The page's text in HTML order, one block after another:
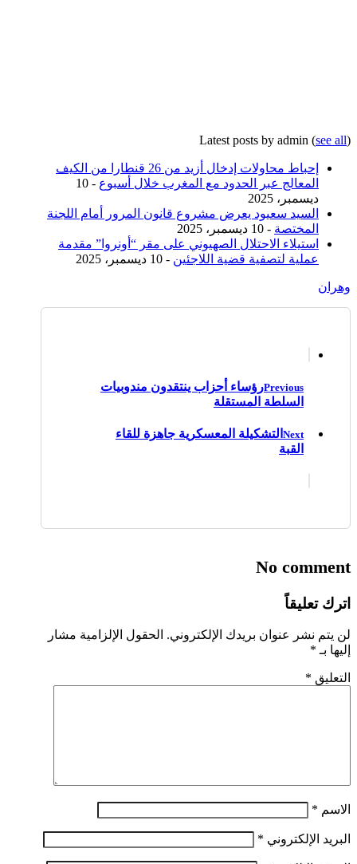
Latest posts by admin (see all)
إحباط محاولات إدخال أزيد من 26 قنطارا من الكيف
المعالج عبر الحدود مع المغرب خلال أسبوع
- 10
ديسمبر، 2025
السيد سعيود يعرض مشروع قانون المرور أمام اللجنة
المختصة - 10 ديسمبر، 2025
استيلاء الاحتلال الصهيوني على مقر “أونروا” مقدمة
عملية لتصفية قضية اللاجئين - 10 ديسمبر، 2025
وهران
Previousرؤساء أحزاب ينتقدون مندوبيات
السلطة المستقلة
Next التشكيلة المعسكرية جاهزة للقاء
القبة
No comment
اترك تعليقاً
لن يتم نشر عنوان بريدك الإلكتروني. الحقول الإلزامية مشار
إليها بـ *
التعليق *
الاسم *
البريد الإلكتروني *